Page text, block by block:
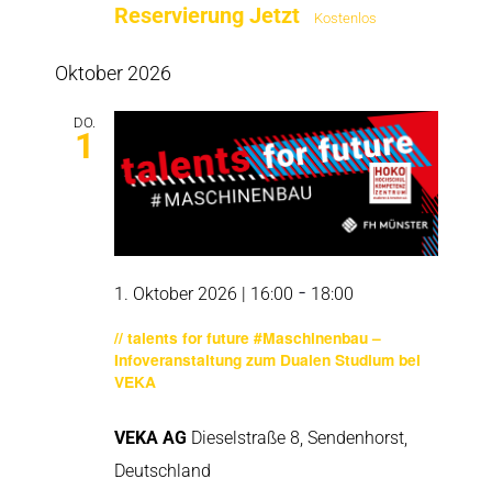
Reservierung Jetzt Kostenlos
Oktober 2026
DO.
1
// talents for future #Maschinenbau –
Infoveranstaltung zum Dualen Studium bei
VEKA
1. Oktober 2026 | 16:00 - 18:00
VEKA AG Dieselstraße 8, Sendenhorst,
Deutschland